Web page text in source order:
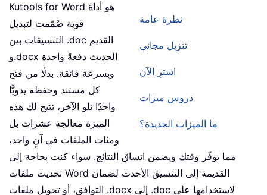
نظرة عامة
تنزيل مجاني
اشترِ الآن
دروس ميزات
ما الميزات الجديدة؟
Kutools for Word هو أداة
قوية صُمّمت لتبديل
التنسيقات بين .doc القديم
و.docx الحديث دفعةً واحدة
وبسرعة فائقة. بدلًا من فتح
كل مستند وحفظه يدويًّا
واحدًا تلو الآخر، تتيح لك هذه
الميزة معالجة عشرات بل
ومئات الملفات في آنٍ واحد،
مما يوفّر وقتك ويضمن اتساق النتائج. سواء كنت بحاجة إلى
تحديث ملفات Word القديمة إلى التنسيق الأحدث لضمان
التوافق، أو تحويل ملفات .docx إلى .doc لاستخدامها على